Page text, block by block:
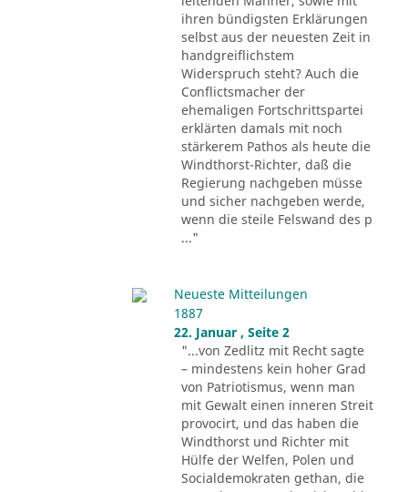
ihren bündigsten Erklärungen
selbst aus der neuesten Zeit in
handgreiflichstem
Widerspruch steht? Auch die
Conflictsmacher der
ehemaligen Fortschrittspartei
erklärten damals mit noch
stärkerem Pathos als heute die
Windthorst-Richter, daß die
Regierung nachgeben müsse
und sicher nachgeben werde,
wenn die steile Felswand des p
..."
Neueste Mitteilungen
1887
22. Januar , Seite 2
"...von Zedlitz mit Recht sagte
– mindestens kein hoher Grad
von Patriotismus, wenn man
mit Gewalt einen inneren Streit
provocirt, und das haben die
Windthorst und Richter mit
Hülfe der Welfen, Polen und
Socialdemokraten gethan, die